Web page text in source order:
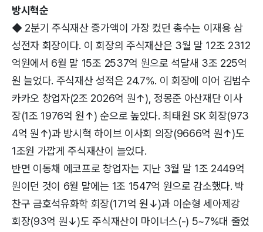
방시혁순
◆ 2분기 주식재산 증가액이 가장 컸던 총수는 이재용 삼
성전자 회장이다. 이 회장의 주식재산은 3월 말 12조 2312
억원에서 6월 말 15조 2537억 원으로 석달새 3조 225억
원 늘었다. 주식재산 성적은 24.7%. 이 회장에 이어 김범수
카카오 창업자(2조 2026억 원↑), 정몽준 아산재단 이사
장(1조 1976억 원↑) 순으로 높았다. 최태원 SK 회장(973
4억 원↑)과 방시혁 하이브 이사회 의장(9666억 원↑)도
1조원 가깝게 주식재산이 늘었다.
반면 이동채 에코프로 창업자는 지난 3월 말 1조 2449억
원이던 것이 6월 말에는 1조 1547억 원으로 감소했다. 박
찬구 금호석유화학 회장(171억 원↓)과 이순형 세아제강
회장(93억 원↓)도 주식재산이 마이너스(-) 5~7%대 줄었